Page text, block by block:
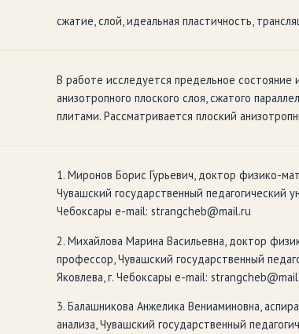
сжатие, слой, идеальная пластичность,
В работе исследуется предельное состояние
анизотропного плоского слоя, сжатого
плитами. Рассматривается плоский
1. Миронов Борис Гурьевич, доктор физико-
Чувашский государственный педагогический
Чебоксары e-mail: strangcheb@mail.ru
2. Михайлова Марина Васильевна, доктор
профессор, Чувашский государственный
Яковлева, г. Чебоксары e-mail:
3. Балашникова Анжелика Вениаминовна,
анализа, Чувашский государственный